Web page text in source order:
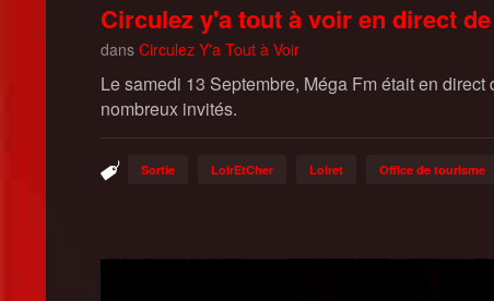
Circulez y'a tout à voir en direct
dans Circulez Y'a Tout à Voir
Le samedi 13 Septembre, Méga Fm était en
nombreux invités.
Sortie LoirEtCher Loiret Office de tourisme